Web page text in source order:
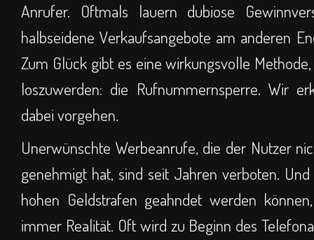
Anrufer. Oftmals lauern dubiose
halbseidene Verkaufsangebote am anderen
Zum Glück gibt es eine wirkungsvolle
loszuwerden: die Rufnummernsperre. Wir
dabei vorgehen.
Unerwünschte Werbeanrufe, die der Nutzer
genehmigt hat, sind seit Jahren verboten.
hohen Geldstrafen geahndet werden
immer Realität. Oft wird zu Beginn des